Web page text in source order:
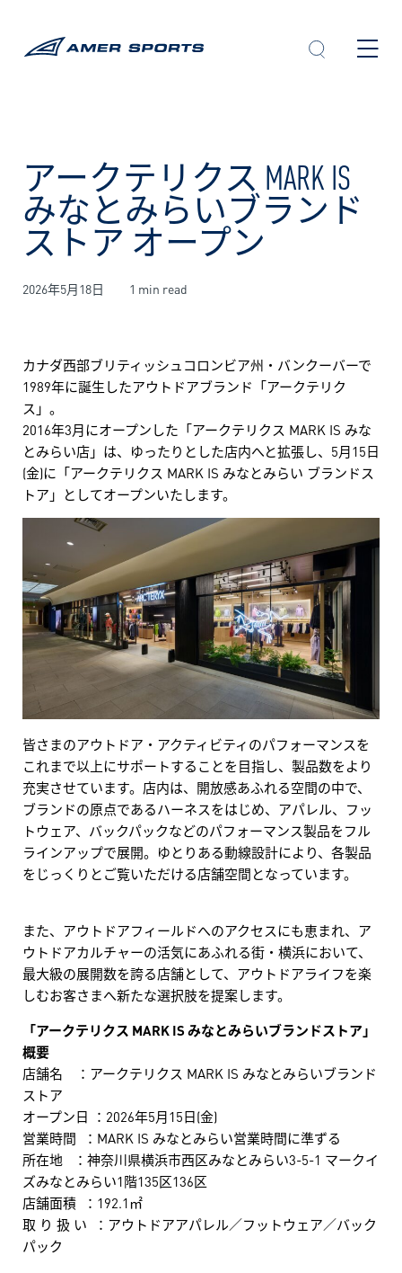
アークテリクス MARK IS
みなとみらいブランド
ストア オープン
2026年5月18日 1 min read
カナダ西部ブリティッシュコロンビア州・バンクーバーで
1989年に誕生したアウトドアブランド「アークテリク
ス」。
2016年3月にオープンした「アークテリクス MARK IS みな
とみらい店」は、ゆったりとした店内へと拡張し、5月15日
(金)に「アークテリクス MARK IS みなとみらい ブランドス
トア」としてオープンいたします。
皆さまのアウトドア・アクティビティのパフォーマンスを
これまで以上にサポートすることを目指し、製品数をより
充実させています。店内は、開放感あふれる空間の中で、
ブランドの原点であるハーネスをはじめ、アパレル、フッ
トウェア、バックパックなどのパフォーマンス製品をフル
ラインアップで展開。ゆとりある動線設計により、各製品
をじっくりとご覧いただける店舗空間となっています。
また、アウトドアフィールドへのアクセスにも恵まれ、ア
ウトドアカルチャーの活気にあふれる街・横浜において、
最大級の展開数を誇る店舗として、アウトドアライフを楽
しむお客さまへ新たな選択肢を提案します。
「アークテリクス MARK IS みなとみらいブランドストア」
概要
店舗名 ：アークテリクス MARK IS みなとみらいブランド
ストア
オープン日 ：2026年5月15日(金)
営業時間 ：MARK IS みなとみらい営業時間に準ずる
所在地 ：神奈川県横浜市西区みなとみらい3-5-1 マークイ
ズみなとみらい1階135区136区
店舗面積 ：192.1㎡
取 り 扱 い ：アウトドアアパレル／フットウェア／バック
パック